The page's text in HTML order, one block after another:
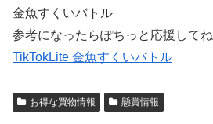
金魚すくいバトル
参考になったらぽちっと応援してね
TikTokLite 金魚すくいバトル
お得な買物情報 懸賞情報